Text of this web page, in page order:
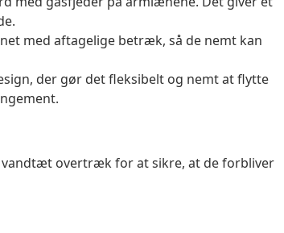
med aftagelige betræk, så de nemt kan
der gør det fleksibelt og nemt at flytte
vandtæt overtræk for at sikre, at de forbliver